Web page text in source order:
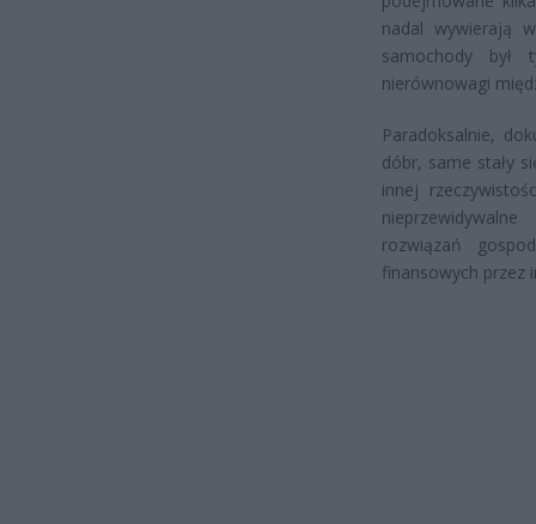
nadal wywierają
samochody był
nierównowagi
Paradoksalnie,
dóbr, same stały
innej
rozwiązań
finansowych przez